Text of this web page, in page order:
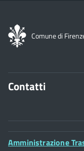
Comune di
Contatti
Comune di Firenze
Palazzo Vecchio
Piazza della
Footer
Amministrazione